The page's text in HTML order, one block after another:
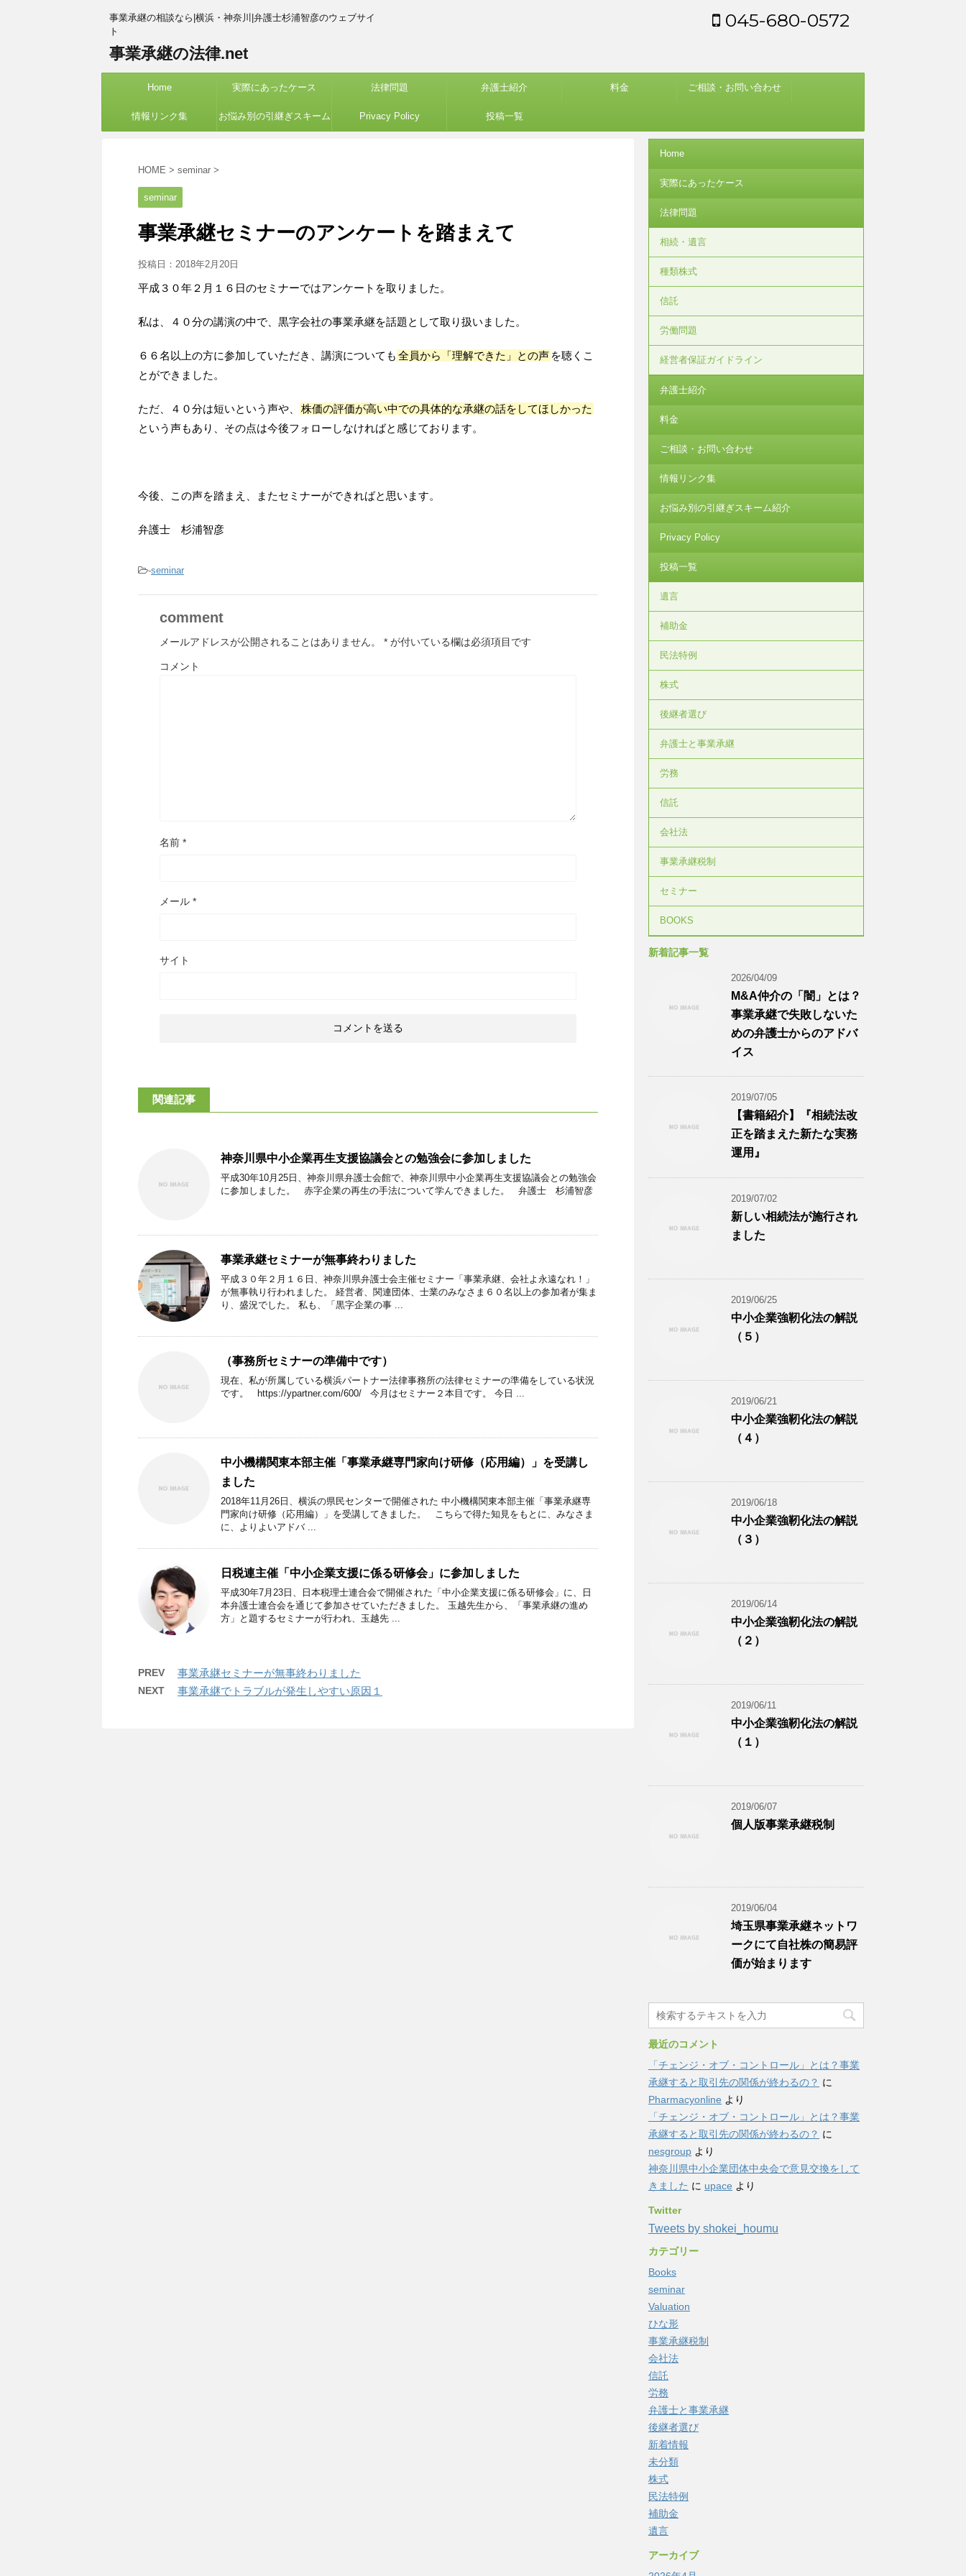
事業承継の相談なら|横浜・神奈川|弁護士杉浦智彦のウェブサイ
ト
事業承継の法律.net
045-680-0572
Home 実際にあったケース 法律問題 弁護士紹介 料金 ご相談・お問い合わせ
情報リンク集 お悩み別の引継ぎスキーム Privacy Policy 投稿一覧
HOME > seminar >
seminar
事業承継セミナーのアンケートを踏まえて
投稿日： 2018年2月20日
平成３０年２月１６日のセミナーではアンケートを取りました。
私は、４０分の講演の中で、黒字会社の事業承継を話題として取り扱いました。
６６名以上の方に参加していただき、講演についても 全員から「理解できた」との声 を聴くこ
とができました。
ただ、４０分は短いという声や、
株価の評価が高い中での具体的な承継の話をしてほしかった
という声もあり、その点は今後フォローしなければと感じております。
今後、この声を踏まえ、またセミナーができればと思います。
弁護士 杉浦智彦
-seminar
comment
メールアドレスが公開されることはありません。 * が付いている欄は必須項目です
コメント
名前 *
メール *
サイト
関連記事
神奈川県中小企業再生支援協議会との勉強会に参加しました
平成30年10月25日、神奈川県弁護士会館で、神奈川県中小企業再生支援協議会との勉強会
に参加しました。 赤字企業の再生の手法について学んできました。 弁護士 杉浦智彦
事業承継セミナーが無事終わりました
平成３０年２月１６日、神奈川県弁護士会主催セミナー「事業承継、会社よ永遠なれ！」
が無事執り行われました。 経営者、関連団体、士業のみなさま６０名以上の参加者が集ま
り、盛況でした。 私も、「黒字企業の事 ...
（事務所セミナーの準備中です）
現在、私が所属している横浜パートナー法律事務所の法律セミナーの準備をしている状況
です。 https://ypartner.com/600/ 今月はセミナー２本目です。 今日 ...
中小機構関東本部主催「事業承継専門家向け研修（応用編）」を受講し
ました
2018年11月26日、横浜の県民センターで開催された 中小機構関東本部主催「事業承継専
門家向け研修（応用編）」を受講してきました。 こちらで得た知見をもとに、みなさま
に、よりよいアドバ ...
日税連主催「中小企業支援に係る研修会」に参加しました
平成30年7月23日、日本税理士連合会で開催された「中小企業支援に係る研修会」に、日
本弁護士連合会を通じて参加させていただきました。 玉越先生から、「事業承継の進め
方」と題するセミナーが行われ、玉越先 ...
PREV 事業承継セミナーが無事終わりました
NEXT 事業承継でトラブルが発生しやすい原因１
Home
実際にあったケース
法律問題
相続・遺言
種類株式
信託
労働問題
経営者保証ガイドライン
弁護士紹介
料金
ご相談・お問い合わせ
情報リンク集
お悩み別の引継ぎスキーム紹介
Privacy Policy
投稿一覧
遺言
補助金
民法特例
株式
後継者選び
弁護士と事業承継
労務
信託
会社法
事業承継税制
セミナー
BOOKS
新着記事一覧
2026/04/09
M&A仲介の「闇」とは？
事業承継で失敗しないた
めの弁護士からのアドバ
イス
2019/07/05
【書籍紹介】『相続法改
正を踏まえた新たな実務
運用』
2019/07/02
新しい相続法が施行され
ました
2019/06/25
中小企業強靭化法の解説
（５）
2019/06/21
中小企業強靭化法の解説
（４）
2019/06/18
中小企業強靭化法の解説
（３）
2019/06/14
中小企業強靭化法の解説
（２）
2019/06/11
中小企業強靭化法の解説
（１）
2019/06/07
個人版事業承継税制
2019/06/04
埼玉県事業承継ネットワ
ークにて自社株の簡易評
価が始まります
最近のコメント
「チェンジ・オブ・コントロール」とは？事業
承継すると取引先の関係が終わるの？ に
Pharmacyonline より
「チェンジ・オブ・コントロール」とは？事業
承継すると取引先の関係が終わるの？ に
nesgroup より
神奈川県中小企業団体中央会で意見交換をして
きました に upace より
Twitter
Tweets by shokei_houmu
カテゴリー
Books
seminar
Valuation
ひな形
事業承継税制
会社法
信託
労務
弁護士と事業承継
後継者選び
新着情報
未分類
株式
民法特例
補助金
遺言
アーカイブ